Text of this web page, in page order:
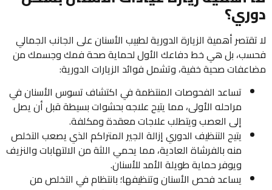
دوري؟
لا تقتصر أهمية الزيارة الدورية لطبيب الأسنان على الجانب الجمالي
فحسب، بل هي خط دفاعك الأول لحماية صحة فمك وجسمك من
مضاعفات صحية خفية، وتشمل فوائد الزيارات الدورية:
تساعد الفحوصات المنتظمة في اكتشاف تسوس الأسنان في
مراحله الأولى، مما يتيح علاجه بحشوات بسيطة قبل أن يصل
إلى العصب ويتطلب علاجات معقدة ومكلفة.
يتيح التنظيف الدوري إزالة الجير المتراكم الذي يصعب التخلص
منه بالفرشاة العادية، مما يحمي اللثة من الالتهابات والنزيف
ويوفر حماية طويلة الأمد للأسنان.
يساعد فحص الأسنان وتنظيفها؛ بانتظام في التخلص من